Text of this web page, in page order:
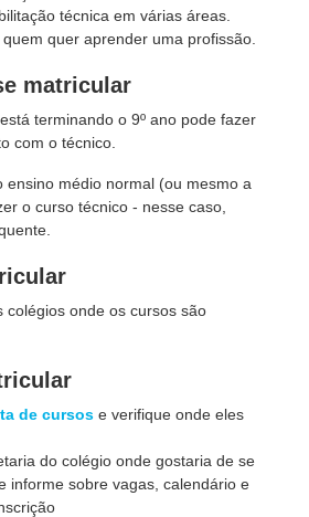
técnica em várias áreas.
quer aprender uma profissão.
matricular
terminando o 9º ano pode fazer
com o técnico.
ensino médio normal (ou mesmo a
o curso técnico - nesse caso,
colégios onde os cursos são
de cursos e verifique onde eles
do colégio onde gostaria de se
informe sobre vagas, calendário e